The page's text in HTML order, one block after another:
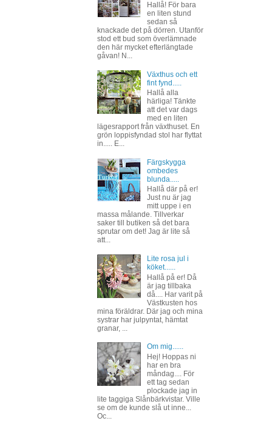
Hallå! För bara
en liten stund
sedan så
knackade det på dörren. Utanför
stod ett bud som överlämnade
den här mycket efterlängtade
gåvan! N...
Växthus och ett
fint fynd.....
Hallå alla
härliga! Tänkte
att det var dags
med en liten
lägesrapport från växthuset. En
grön loppisfyndad stol har flyttat
in..... E...
Färgskygga
ombedes
blunda.....
Hallå där på er!
Just nu är jag
mitt uppe i en
massa målande. Tillverkar
saker till butiken så det bara
sprutar om det! Jag är lite så
att...
Lite rosa jul i
köket......
Hallå på er! Då
är jag tillbaka
då.... Har varit på
Västkusten hos
mina föräldrar. Där jag och mina
systrar har julpyntat, hämtat
granar, ...
Om mig......
Hej! Hoppas ni
har en bra
måndag.... För
ett tag sedan
plockade jag in
lite taggiga Slånbärkvistar. Ville
se om de kunde slå ut inne...
Oc...